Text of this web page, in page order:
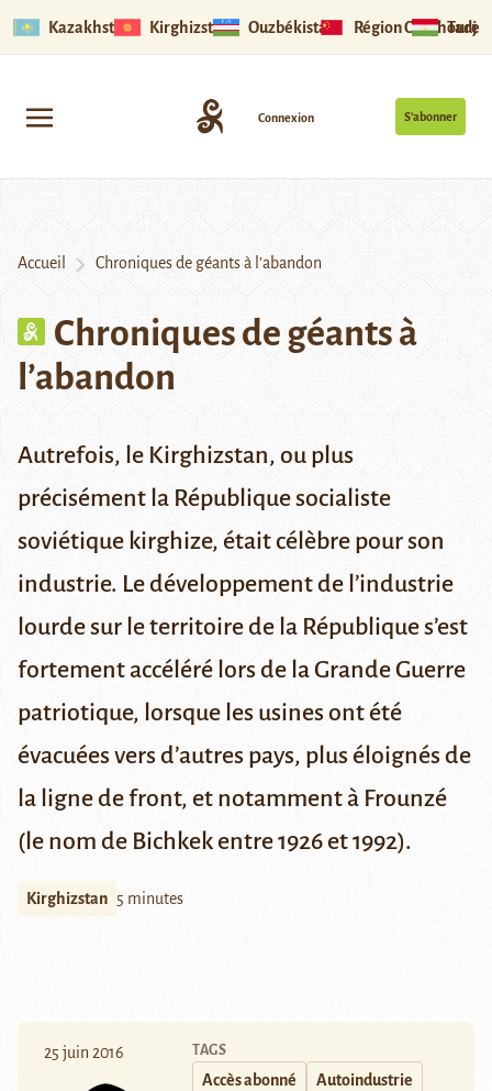
Kazakhstan Kirghizstan Ouzbékistan Région Ouïghoure
S’abonner
Connexion
Accueil Chroniques de géants à l’abandon
Chroniques de géants à
l’abandon
Autrefois, le Kirghizstan, ou plus
précisément la République socialiste
soviétique kirghize, était célèbre pour son
industrie. Le développement de l’industrie
lourde sur le territoire de la République s’est
fortement accéléré lors de la Grande Guerre
patriotique, lorsque les usines ont été
évacuées vers d’autres pays, plus éloignés de
la ligne de front, et notamment à Frounzé
(le nom de Bichkek entre 1926 et 1992).
Kirghizstan 5 minutes
25 juin 2016 TAGS
Accès abonné Autoindustrie